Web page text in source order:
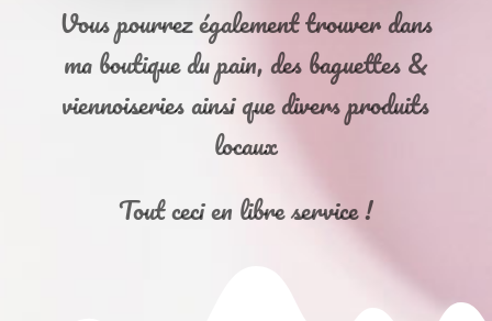
Vous pourrez également trouver dans
ma boutique du pain, des baguettes &
viennoiseries ainsi que divers produits
locaux
Tout ceci en libre service !